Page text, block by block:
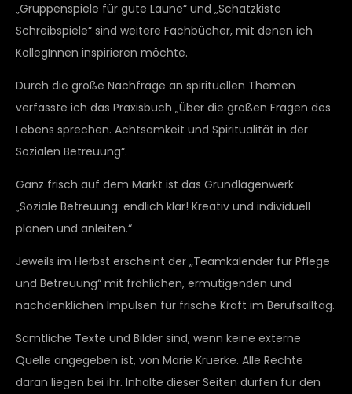
„Gruppenspiele für gute Laune“ und „Schatzkiste
Schreibspiele“ sind weitere Fachbücher, mit denen ich
KollegInnen inspirieren möchte.
Durch die große Nachfrage an spirituellen Themen
verfasste ich das Praxisbuch „Über die großen Fragen des
Lebens sprechen. Achtsamkeit und Spiritualität in der
Sozialen Betreuung“.
Ganz frisch auf dem Markt ist das Grundlagenwerk
„Soziale Betreuung: endlich klar! Kreativ und individuell
planen und anleiten.“
Jeweils im Herbst erscheint der „Teamkalender für Pflege
und Betreuung“ mit fröhlichen, ermutigenden und
nachdenklichen Impulsen für frische Kraft im Berufsalltag.
Sämtliche Texte und Bilder sind, wenn keine externe
Quelle angegeben ist, von Marie Krüerke. Alle Rechte
daran liegen bei ihr. Inhalte dieser Seiten dürfen für den